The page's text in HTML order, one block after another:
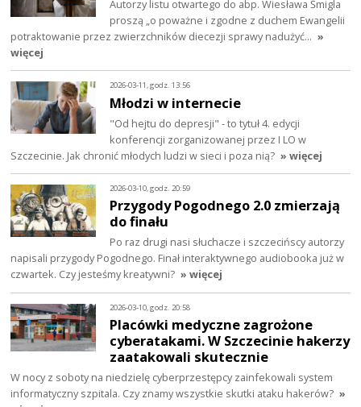
Autorzy listu otwartego do abp. Wiesława Śmigla
proszą „o poważne i zgodne z duchem Ewangelii
potraktowanie przez zwierzchników diecezji sprawy nadużyć… »
więcej
2026-03-11, godz. 13:56
Młodzi w internecie
"Od hejtu do depresji" - to tytuł 4. edycji
konferencji zorganizowanej przez I LO w
Szczecinie. Jak chronić młodych ludzi w sieci i poza nią? » więcej
2026-03-10, godz. 20:59
Przygody Pogodnego 2.0 zmierzają
do finału
Po raz drugi nasi słuchacze i szczecińscy autorzy
napisali przygody Pogodnego. Finał interaktywnego audiobooka już w
czwartek. Czy jesteśmy kreatywni? » więcej
2026-03-10, godz. 20:58
Placówki medyczne zagrożone
cyberatakami. W Szczecinie hakerzy
zaatakowali skutecznie
W nocy z soboty na niedzielę cyberprzestępcy zainfekowali system
informatyczny szpitala. Czy znamy wszystkie skutki ataku hakerów? »